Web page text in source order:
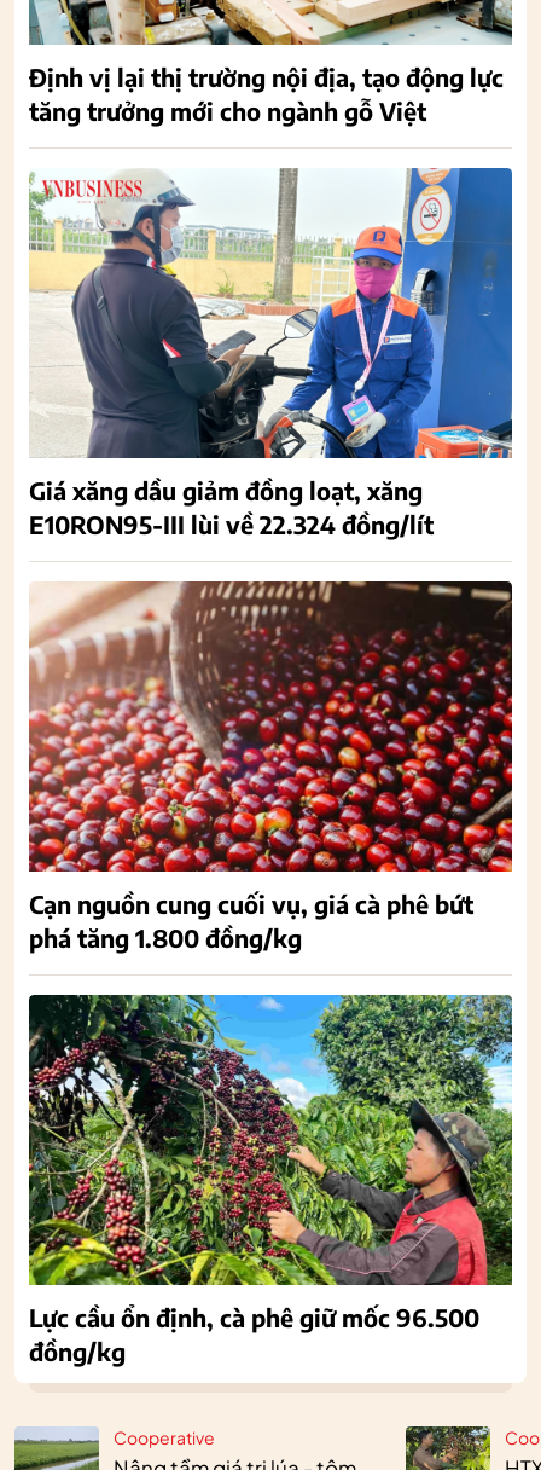
Cooperative
Định vị lại thị trường nội địa, tạo động lực
tăng trưởng mới cho ngành gỗ Việt
Giá xăng dầu giảm đồng loạt, xăng
E10RON95-III lùi về 22.324 đồng/lít
Cạn nguồn cung cuối vụ, giá cà phê bứt
phá tăng 1.800 đồng/kg
Lực cầu ổn định, cà phê giữ mốc 96.500
đồng/kg